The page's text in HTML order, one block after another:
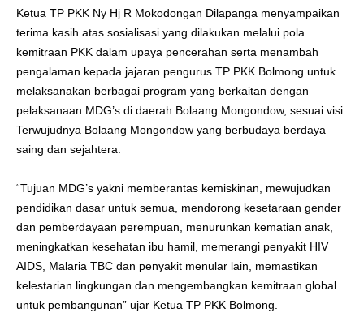
Ketua TP PKK Ny Hj R Mokodongan Dilapanga menyampaikan
terima kasih atas sosialisasi yang dilakukan melalui pola
kemitraan PKK dalam upaya pencerahan serta menambah
pengalaman kepada jajaran pengurus TP PKK Bolmong untuk
melaksanakan berbagai program yang berkaitan dengan
pelaksanaan MDG’s di daerah Bolaang Mongondow, sesuai visi
Terwujudnya Bolaang Mongondow yang berbudaya berdaya
saing dan sejahtera.
“Tujuan MDG’s yakni memberantas kemiskinan, mewujudkan
pendidikan dasar untuk semua, mendorong kesetaraan gender
dan pemberdayaan perempuan, menurunkan kematian anak,
meningkatkan kesehatan ibu hamil, memerangi penyakit HIV
AIDS, Malaria TBC dan penyakit menular lain, memastikan
kelestarian lingkungan dan mengembangkan kemitraan global
untuk pembangunan” ujar Ketua TP PKK Bolmong.